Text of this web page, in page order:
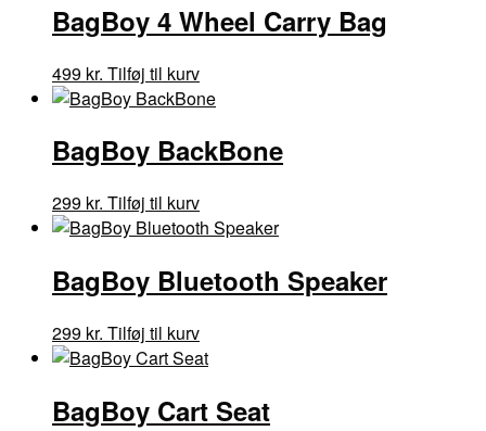
BagBoy 4 Wheel Carry Bag
499 kr. Tilføj til kurv
BagBoy BackBone
299 kr. Tilføj til kurv
BagBoy Bluetooth Speaker
299 kr. Tilføj til kurv
BagBoy Cart Seat